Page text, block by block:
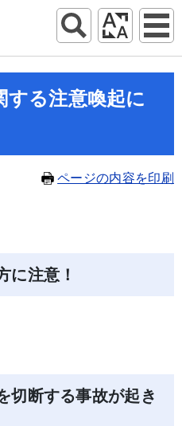
する注意喚起に
ページの内容を印刷
に注意！
切断する事故が起き